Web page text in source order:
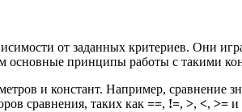
от заданных критериев. Они
основные принципы работы с такими
и констант. Например, сравнение
сравнения, таких как ==, !=, >, <, >= и